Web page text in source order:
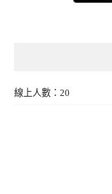
線上人數：20